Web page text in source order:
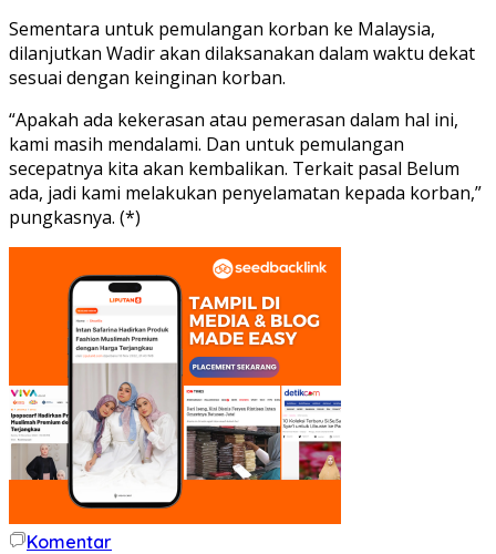
Sementara untuk pemulangan korban ke Malaysia,
dilanjutkan Wadir akan dilaksanakan dalam waktu dekat
sesuai dengan keinginan korban.
“Apakah ada kekerasan atau pemerasan dalam hal ini,
kami masih mendalami. Dan untuk pemulangan
secepatnya kita akan kembalikan. Terkait pasal Belum
ada, jadi kami melakukan penyelamatan kepada korban,”
pungkasnya. (*)
Komentar